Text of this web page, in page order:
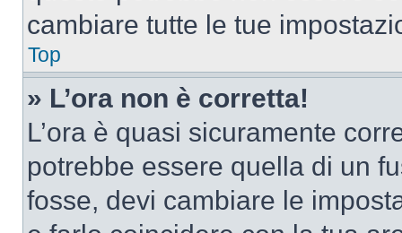
cambiare tutte le tue
Top
» L’ora non è corretta!
L’ora è quasi sicuramente
potrebbe essere quella di un
fosse, devi cambiare le